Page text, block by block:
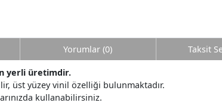
yerli üretimdir.
üst yüzey vinil özelliği bulunmaktadır.
kullanabilirsiniz.
Yorumlar (0) Taksit